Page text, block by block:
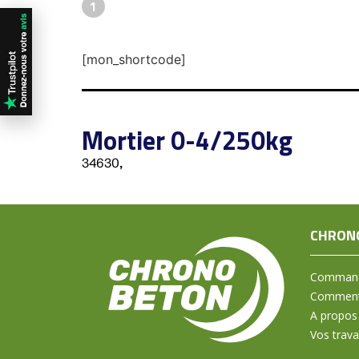
1
[mon_shortcode]
Mortier 0-4/250kg
34630,
A propos
Vos